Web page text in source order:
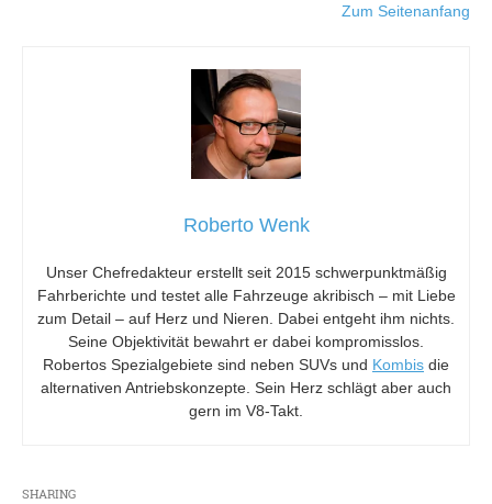
SHARING
Zum Seitenanfang
Roberto Wenk
Unser Chefredakteur erstellt seit 2015 schwerpunktmäßig
Fahrberichte und testet alle Fahrzeuge akribisch – mit Liebe
zum Detail – auf Herz und Nieren. Dabei entgeht ihm nichts.
Seine Objektivität bewahrt er dabei kompromisslos.
Robertos Spezialgebiete sind neben SUVs und Kombis die
alternativen Antriebskonzepte. Sein Herz schlägt aber auch
gern im V8-Takt.